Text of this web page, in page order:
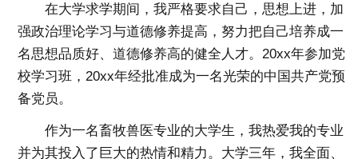
在大学求学期间，我严格要求自己，思想上进，加
强政治理论学习与道德修养提高，努力把自己培养成一
名思想品质好、道德修养高的健全人才。20xx年参加党
校学习班，20xx年经批准成为一名光荣的中国共产党预
备党员。
作为一名畜牧兽医专业的大学生，我热爱我的专业
并为其投入了巨大的热情和精力。大学三年，我全面、